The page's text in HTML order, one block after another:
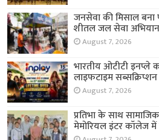
जनसेवा की मिसाल बना
शीतल जल सेवा अभियान
August 7, 2026
भारतीय ओटीटी इनप्ले
लाइफटाइम
August 7, 2026
प्रतिभा के साथ
मेमोरियल इंटर कॉलेज में